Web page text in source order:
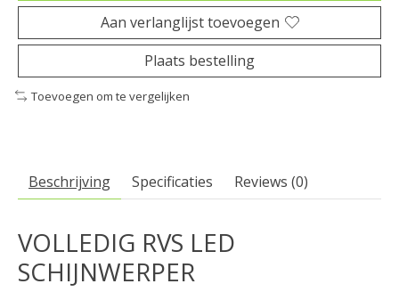
Aan verlanglijst toevoegen
Plaats bestelling
Toevoegen om te vergelijken
Beschrijving Specificaties Reviews (0)
VOLLEDIG RVS LED
SCHIJNWERPER